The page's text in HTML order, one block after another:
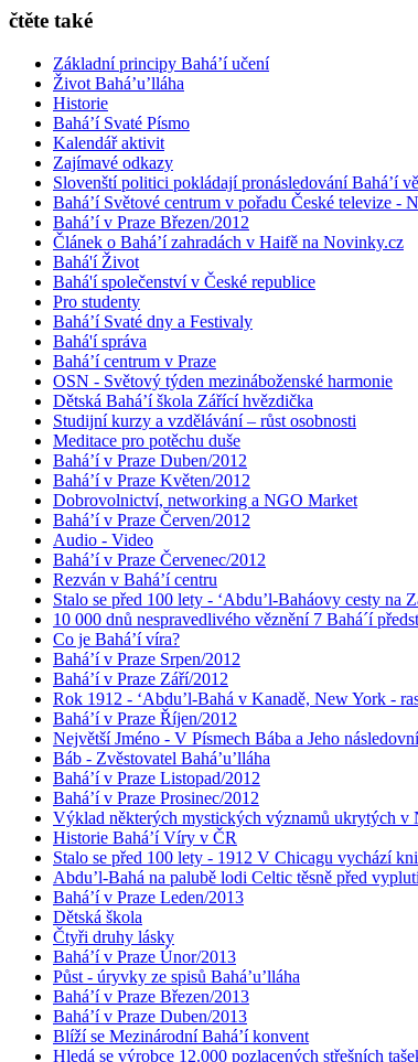
čtěte také
Základní principy Bahá’í učení
Život Bahá’u’lláha
Historie
Bahá’í Svaté Písmo
Kalendář aktivit
Zajímavé odkazy
Slovenští politici pokládají pronásledování Bahá’í
Bahá’í Světové centrum v pořadu České televize -
Bahá’í v Praze Březen/2012
Článek o Bahá’í zahradách v Haifě na Novinky.cz
Bahá'í Život
Bahá'í společenství v České republice
Pro studenty
Bahá’í Svaté dny a Festivaly
Bahá'í správa
Bahá’í centrum v Praze
OSN - Světový týden mezináboženské harmonie
Dětská Bahá’í škola Zářící hvězdička
Studijní kurzy a vzdělávání – růst osobnosti
Meditace pro potěchu duše
Bahá’í v Praze Duben/2012
Bahá’í v Praze Květen/2012
Dobrovolnictví, networking a NGO Market
Bahá’í v Praze Červen/2012
Audio - Video
Bahá’í v Praze Červenec/2012
Rezván v Bahá’í centru
Stalo se před 100 lety - ‘Abdu’l-Baháovy cesty na
10 000 dnů nespravedlivého věznění 7 Bahá´í
Co je Bahá’í víra?
Bahá’í v Praze Srpen/2012
Bahá’í v Praze Září/2012
Rok 1912 - ‘Abdu’l-Bahá v Kanadě, New York -
Bahá’í v Praze Říjen/2012
Největší Jméno - V Písmech Bába a Jeho
Báb - Zvěstovatel Bahá’u’lláha
Bahá’í v Praze Listopad/2012
Bahá’í v Praze Prosinec/2012
Výklad některých mystických významů ukrytých v
Historie Bahá’í Víry v ČR
Stalo se před 100 lety - 1912 V Chicagu vychází
Abdu’l-Bahá na palubě lodi Celtic těsně před
Bahá’í v Praze Leden/2013
Dětská škola
Čtyři druhy lásky
Bahá’í v Praze Únor/2013
Půst - úryvky ze spisů Bahá’u’lláha
Bahá’í v Praze Březen/2013
Bahá’í v Praze Duben/2013
Blíží se Mezinárodní Bahá’í konvent
Hledá se výrobce 12.000 pozlacených střešních